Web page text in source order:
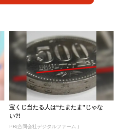
宝くじ当たる人は“たまたま”じゃな
い?!
PR(合同会社デジタルファーム )